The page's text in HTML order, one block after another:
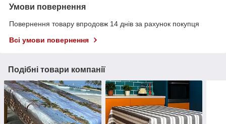
Умови повернення
Повернення товару впродовж 14 днів за рахунок покупця
Всі умови повернення
Подібні товари компанії